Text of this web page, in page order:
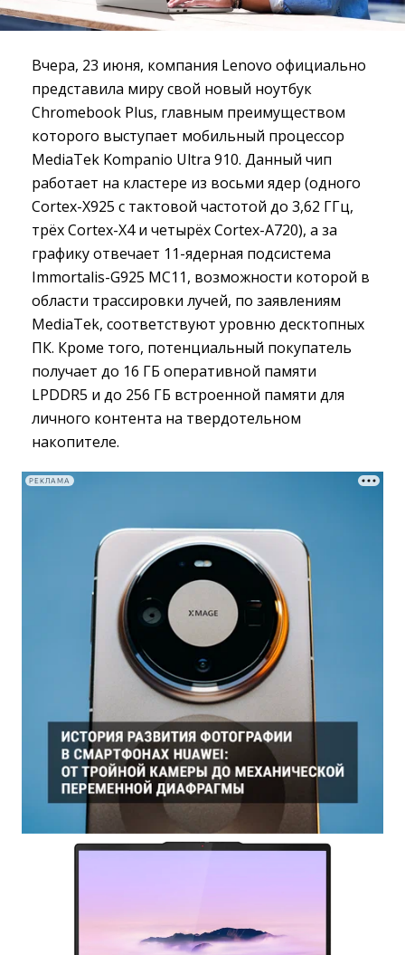
Вчера, 23 июня, компания Lenovo официально
представила миру свой новый ноутбук
Chromebook Plus, главным преимуществом
которого выступает мобильный процессор
MediaTek Kompanio Ultra 910. Данный чип
работает на кластере из восьми ядер (одного
Cortex-X925 с тактовой частотой до 3,62 ГГц,
трёх Cortex-X4 и четырёх Cortex-A720), а за
графику отвечает 11-ядерная подсистема
Immortalis-G925 MC11, возможности которой в
области трассировки лучей, по заявлениям
MediaTek, соответствуют уровню десктопных
ПК. Кроме того, потенциальный покупатель
получает до 16 ГБ оперативной памяти
LPDDR5 и до 256 ГБ встроенной памяти для
личного контента на твердотельном
накопителе.
РЕКЛАМА